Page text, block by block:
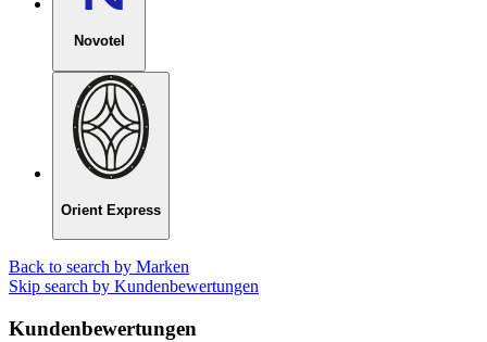
Novotel
Orient Express
Back to search by Marken
Skip search by Kundenbewertungen
Kundenbewertungen